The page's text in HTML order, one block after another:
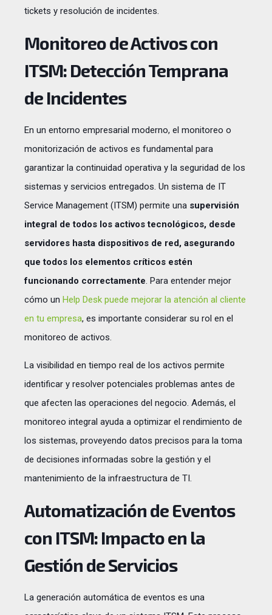
tickets y resolución de incidentes.
Monitoreo de Activos con
ITSM: Detección Temprana
de Incidentes
En un entorno empresarial moderno, el monitoreo o
monitorización de activos es fundamental para
garantizar la continuidad operativa y la seguridad de los
sistemas y servicios entregados. Un sistema de IT
Service Management (ITSM) permite una supervisión
integral de todos los activos tecnológicos, desde
servidores hasta dispositivos de red, asegurando
que todos los elementos críticos estén
funcionando correctamente . Para entender mejor
cómo un Help Desk puede mejorar la atención al cliente
en tu empresa, es importante considerar su rol en el
monitoreo de activos.
La visibilidad en tiempo real de los activos permite
identificar y resolver potenciales problemas antes de
que afecten las operaciones del negocio. Además, el
monitoreo integral ayuda a optimizar el rendimiento de
los sistemas, proveyendo datos precisos para la toma
de decisiones informadas sobre la gestión y el
mantenimiento de la infraestructura de TI.
Automatización de Eventos
con ITSM: Impacto en la
Gestión de Servicios
La generación automática de eventos es una